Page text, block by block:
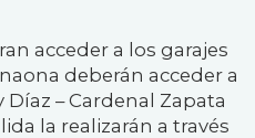
acceder a los garajes
deberán acceder a
– Cardenal Zapata
la realizarán a través